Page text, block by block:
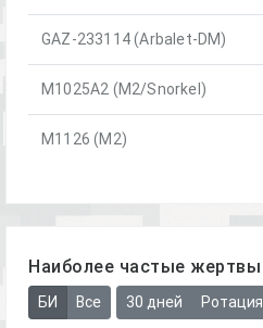
GAZ-233114 (Arbalet-DM)
M1025A2 (M2/Snorkel)
M1126 (M2)
Наиболее частые жертвы
БИ Все 30 дней Ротация